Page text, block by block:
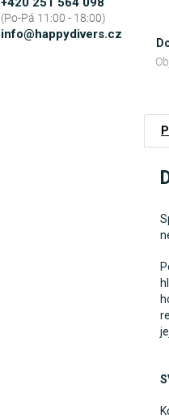
info@ happydivers.cz